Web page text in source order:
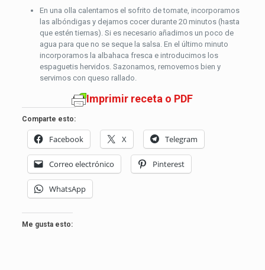
En una olla calentamos el sofrito de tomate, incorporamos
las albóndigas y dejamos cocer durante 20 minutos (hasta
que estén tiernas). Si es necesario añadimos un poco de
agua para que no se seque la salsa. En el último minuto
incorporamos la albahaca fresca e introducimos los
espaguetis hervidos. Sazonamos, removemos bien y
servimos con queso rallado.
Imprimir receta o PDF
Comparte esto:
Facebook X Telegram
Correo electrónico Pinterest
WhatsApp
Me gusta esto: